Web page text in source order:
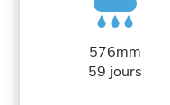
576mm
59 jours